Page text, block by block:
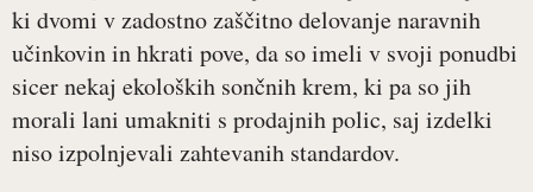
ki dvomi v zadostno zaščitno delovanje naravnih
učinkovin in hkrati pove, da so imeli v svoji ponudbi
sicer nekaj ekoloških sončnih krem, ki pa so jih
morali lani umakniti s prodajnih polic, saj izdelki
niso izpolnjevali zahtevanih standardov.